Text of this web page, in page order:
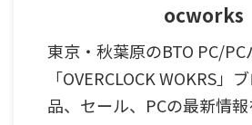
ocworks
東京・秋葉原のBTO PC/
「OVERCLOCK WOKRS」
品、セール、PCの最新情報